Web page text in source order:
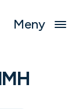
Meny